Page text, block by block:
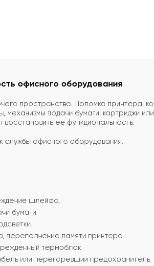
офисного оборудования
пространства. Поломка принтера,
подачи бумаги, картриджи
её функциональность.
службы офисного оборудования.
шлейфа.
бумаги.
переполнение памяти принтера.
термоблок.
или перегоревший предохранитель.